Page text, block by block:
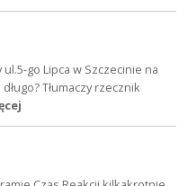
go Lipca w Szczecinie na
Tłumaczy rzecznik